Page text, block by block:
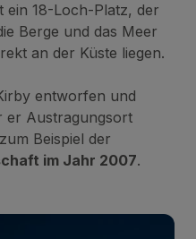
ein 18-Loch-Platz, der
Berge und das Meer
an der Küste liegen.
entworfen und
er Austragungsort
Beispiel der
im Jahr 2007.